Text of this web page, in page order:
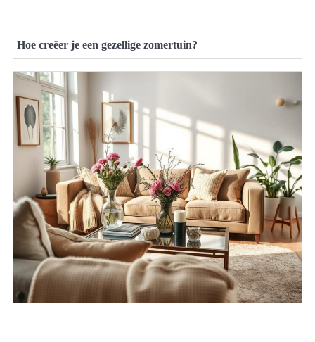
Hoe creëer je een gezellige zomertuin?